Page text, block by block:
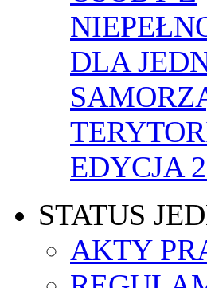
DLA
EDYCJA
STATUS
AKTY